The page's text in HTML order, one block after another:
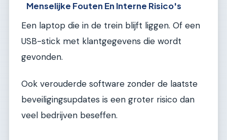
Menselijke Fouten En Interne Risico's
Een laptop die in de trein blijft liggen. Of een
USB-stick met klantgegevens die wordt
gevonden.
Ook verouderde software zonder de laatste
beveiligingsupdates is een groter risico dan
veel bedrijven beseffen.